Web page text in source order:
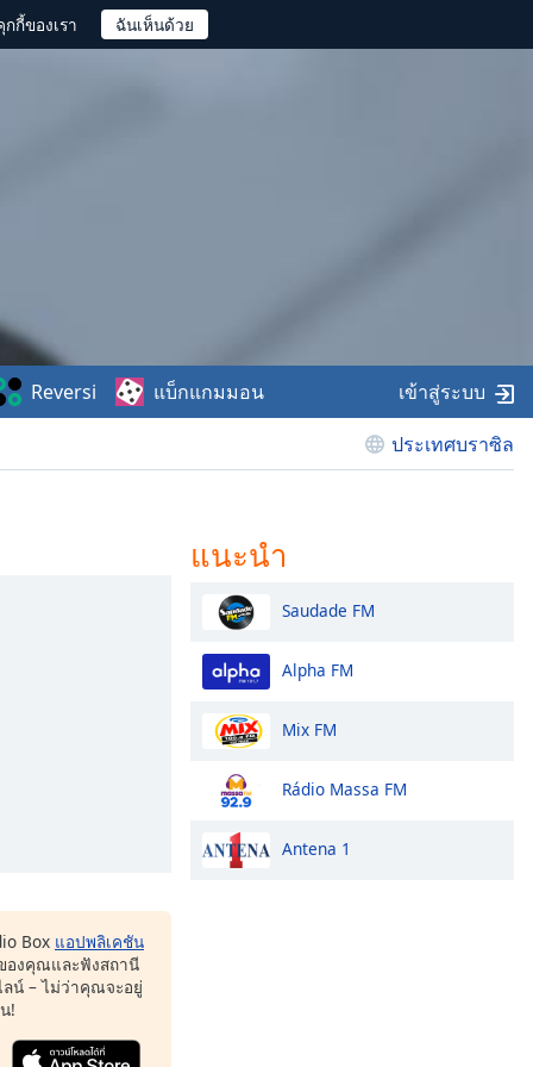
กี้ของเรา
ประเทศบราซิล
Reversi แบ็กแกมมอน เข้าสู่ระบบ
Box แอปพลิเคชัน
องคุณและฟังสถานี
น์ – ไม่ว่าคุณจะอยู่
!
แนะนำ
Saudade FM
Alpha FM
Mix FM
Rádio Massa FM
Antena 1